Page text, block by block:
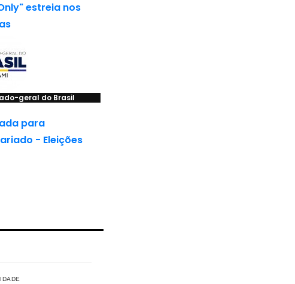
estreia nos
geral do Brasil
para
- Eleições